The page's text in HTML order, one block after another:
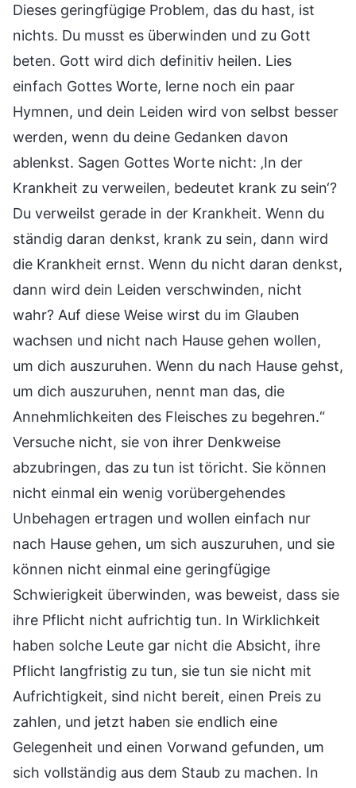
Dieses geringfügige Problem, das du hast, ist
nichts. Du musst es überwinden und zu Gott
beten. Gott wird dich definitiv heilen. Lies
einfach Gottes Worte, lerne noch ein paar
Hymnen, und dein Leiden wird von selbst besser
werden, wenn du deine Gedanken davon
ablenkst. Sagen Gottes Worte nicht: ‚In der
Krankheit zu verweilen, bedeutet krank zu sein‘?
Du verweilst gerade in der Krankheit. Wenn du
ständig daran denkst, krank zu sein, dann wird
die Krankheit ernst. Wenn du nicht daran denkst,
dann wird dein Leiden verschwinden, nicht
wahr? Auf diese Weise wirst du im Glauben
wachsen und nicht nach Hause gehen wollen,
um dich auszuruhen. Wenn du nach Hause gehst,
um dich auszuruhen, nennt man das, die
Annehmlichkeiten des Fleisches zu begehren.“
Versuche nicht, sie von ihrer Denkweise
abzubringen, das zu tun ist töricht. Sie können
nicht einmal ein wenig vorübergehendes
Unbehagen ertragen und wollen einfach nur
nach Hause gehen, um sich auszuruhen, und sie
können nicht einmal eine geringfügige
Schwierigkeit überwinden, was beweist, dass sie
ihre Pflicht nicht aufrichtig tun. In Wirklichkeit
haben solche Leute gar nicht die Absicht, ihre
Pflicht langfristig zu tun, sie tun sie nicht mit
Aufrichtigkeit, sind nicht bereit, einen Preis zu
zahlen, und jetzt haben sie endlich eine
Gelegenheit und einen Vorwand gefunden, um
sich vollständig aus dem Staub zu machen. In